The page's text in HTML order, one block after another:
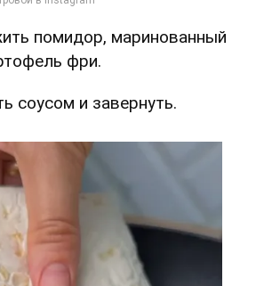
помидор, маринованный
фри.
соусом и завернуть.